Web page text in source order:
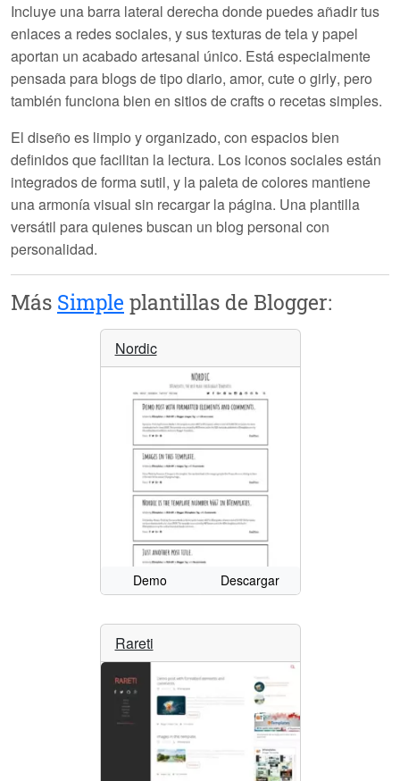
Incluye una barra lateral derecha donde puedes añadir tus
enlaces a redes sociales, y sus texturas de tela y papel
aportan un acabado artesanal único. Está especialmente
pensada para blogs de tipo diario, amor, cute o girly, pero
también funciona bien en sitios de crafts o recetas simples.
El diseño es limpio y organizado, con espacios bien
definidos que facilitan la lectura. Los iconos sociales están
integrados de forma sutil, y la paleta de colores mantiene
una armonía visual sin recargar la página. Una plantilla
versátil para quienes buscan un blog personal con
personalidad.
Más Simple plantillas de Blogger:
Nordic
Demo Descargar
Rareti